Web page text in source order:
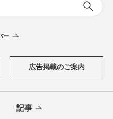
ー
広告掲載のご案内
記事